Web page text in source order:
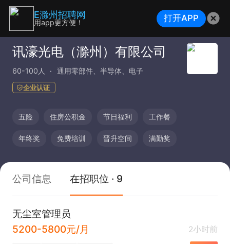
讯濠光电（滁州）有限公司
60-100人 通用零部件、半导体、电子
企业认证
五险 住房公积金 节日福利 工作餐
年终奖 免费培训 晋升空间 满勤奖
公司信息 在招职位 · 9
无尘室管理员
5200-5800元/月
2小时前
E滁州招聘网
用app更方便！ 打开APP